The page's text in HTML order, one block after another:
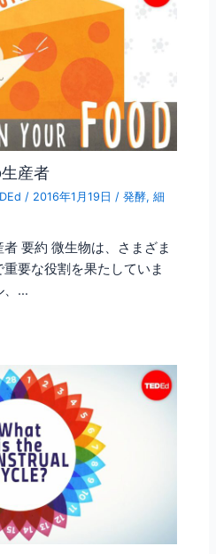
産者
/ 2016年1月19日 /発酵,細
要約 微生物は、さまざま
要な役割を果たしていま
、…